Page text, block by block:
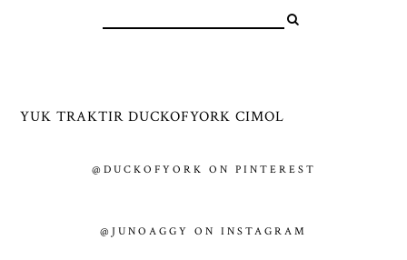
YUK TRAKTIR DUCKOFYORK CIMOL
@DUCKOFYORK ON PINTEREST
@JUNOAGGY ON INSTAGRAM